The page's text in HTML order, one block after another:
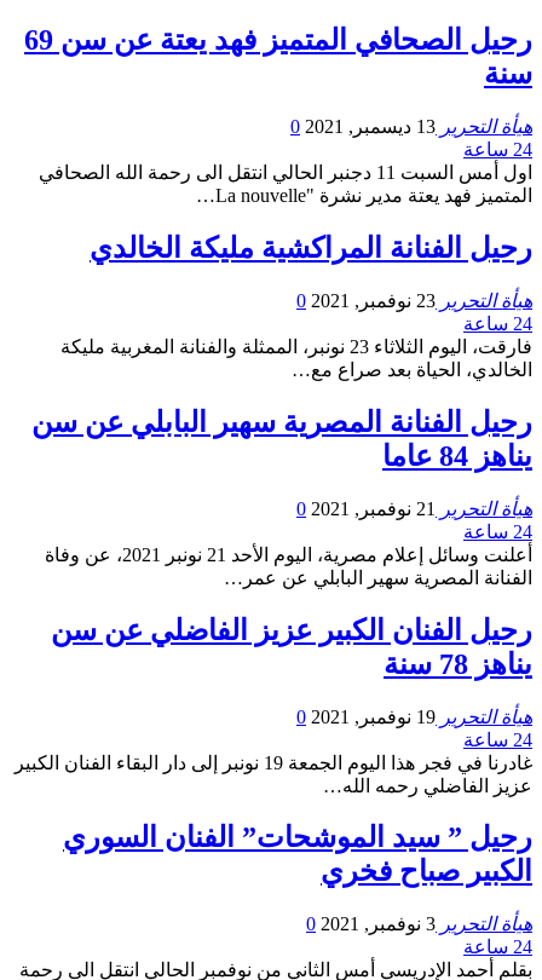
رحيل الصحافي المتميز فهد يعتة عن سن 69
سنة
هيأة التحرير 13 ديسمبر, 2021
0
24 ساعة
اول أمس السبت 11 دجنبر الحالي انتقل الى رحمة الله الصحافي
المتميز فهد يعتة مدير نشرة "La nouvelle…
رحيل الفنانة المراكشية مليكة الخالدي
هيأة التحرير 23 نوفمبر, 2021
0
24 ساعة
فارقت، اليوم الثلاثاء 23 نونبر، الممثلة والفنانة المغربية مليكة
الخالدي، الحياة بعد صراع مع…
رحيل الفنانة المصرية سهير البابلي عن سن
يناهز 84 عاما
هيأة التحرير 21 نوفمبر, 2021
0
24 ساعة
أعلنت وسائل إعلام مصرية، اليوم الأحد 21 نونبر 2021، عن وفاة
الفنانة المصرية سهير البابلي عن عمر…
رحيل الفنان الكبير عزيز الفاضلي عن سن
يناهز 78 سنة
هيأة التحرير 19 نوفمبر, 2021
0
24 ساعة
غادرنا في فجر هذا اليوم الجمعة 19 نونبر إلى دار البقاء الفنان الكبير
عزيز الفاضلي رحمه الله…
رحيل ” سيد الموشحات” الفنان السوري
الكبير صباح فخري
هيأة التحرير 3 نوفمبر, 2021
0
24 ساعة
بقلم أحمد الإدريسي أمس الثاني من نوفمبر الحالي انتقل الى رحمة